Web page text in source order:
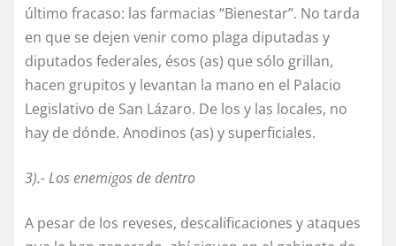
último fracaso: las farmacias “Bienestar”. No tarda
en que se dejen venir como plaga diputadas y
diputados federales, ésos (as) que sólo grillan,
hacen grupitos y levantan la mano en el Palacio
Legislativo de San Lázaro. De los y las locales, no
hay de dónde. Anodinos (as) y superficiales.
3).- Los enemigos de dentro
A pesar de los reveses, descalificaciones y ataques